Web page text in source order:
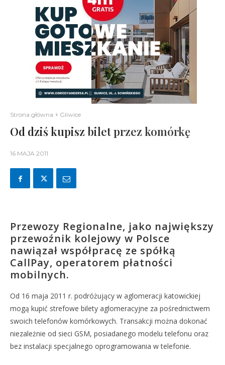
Strona główna Gliwice
Od dziś kupisz bilet przez komórkę
16 MAJA 2011
Przewozy Regionalne, jako największy
przewoźnik kolejowy w Polsce
nawiązał współpracę ze spółką
CallPay, operatorem płatności
mobilnych.
Od 16 maja 2011 r. podróżujący w aglomeracji katowickiej
mogą kupić strefowe bilety aglomeracyjne za pośrednictwem
swoich telefonów komórkowych. Transakcji można dokonać
niezależnie od sieci GSM, posiadanego modelu telefonu oraz
bez instalacji specjalnego oprogramowania w telefonie.